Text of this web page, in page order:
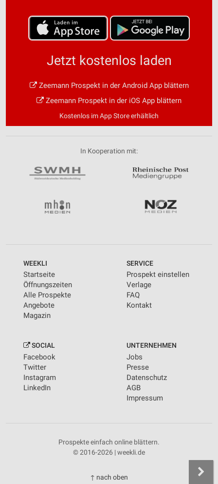
Jetzt kostenlos laden
Zeemann Prospekt in der Android App blättern
Zeemann Prospekt in der iOS App blättern
Kostenlos im App Store erhältlich
In Kooperation mit:
WEEKLI
Startseite
Öffnungszeiten
Alle Prospekte
Angebote
Magazin
SERVICE
Prospekt einstellen
Verlage
FAQ
Kontakt
SOCIAL
Facebook
Twitter
Instagram
LinkedIn
UNTERNEHMEN
Jobs
Presse
Datenschutz
AGB
Impressum
Prospekte einfach online blättern.
© 2016-2026 | weekli.de
↑ nach oben